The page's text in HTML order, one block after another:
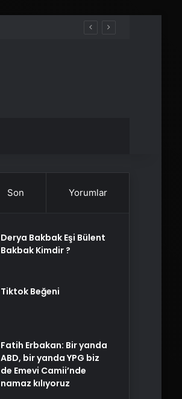
Son Yorumlar
Derya Bakbak Eşi Bülent
Bakbak Kimdir ?
Tiktok Beğeni
Fatih Erbakan: Bir yanda
ABD, bir yanda YPG biz
de Emevi Camii’nde
namaz kılıyoruz